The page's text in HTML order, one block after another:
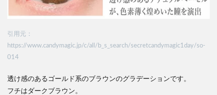
引用元：
https://www.candymagic.jp/c/all/b_s_search/secretcandymagic1day/so-
014
透け感のあるゴールド系のブラウンのグラデーションです。
フチはダークブラウン。